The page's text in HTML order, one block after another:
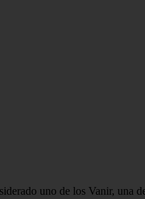
uno de los Vanir, una